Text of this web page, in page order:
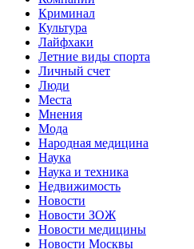
Криминал
Культура
Лайфхаки
Летние виды спорта
Личный счет
Люди
Места
Мнения
Мода
Народная медицина
Наука
Наука и техника
Недвижимость
Новости
Новости ЗОЖ
Новости медицины
Новости Москвы